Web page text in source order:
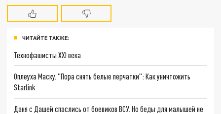
ЧИТАЙТЕ ТАКЖЕ:
Технофашисты XXI века
Оплеуха Маску. "Пора снять белые перчатки": Как уничтожить
Starlink
Даня с Дашей спаслись от боевиков ВСУ. Но беды для малышей не